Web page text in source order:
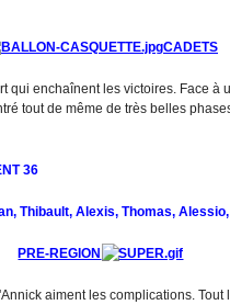
CADETS
qui enchaînent les victoires. Face à
tout de même de très belles
36
Thibault, Alexis, Thomas,
PRE-REGION
aiment les complications. Tout